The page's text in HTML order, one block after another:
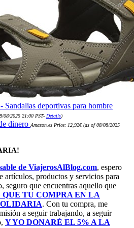
Sandalias deportivas para hombre
08/2025 21:00 PST- Details)
dinero Amazon.es Price: 12,92€(as of 08/08/2025
de ViajerosAlBlog.com, espero
artículos, productos y servicios para
seguro que encuentras aquello que
QUE TU COMPRA EN LA
. Con tu compra, me
a seguir trabajando, a seguir
Y YO DONARÉ EL 5% A LA